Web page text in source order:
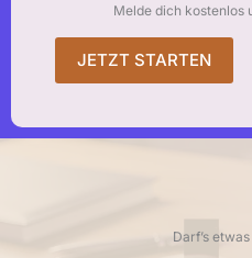
Melde dich kostenlos
JETZT STARTEN
Darf’s